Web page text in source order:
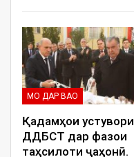
МО ДАР ВАО
Қадамҳои устувори
ДДҲБСТ дар фазои
таҳсилоти ҷаҳонӣ.